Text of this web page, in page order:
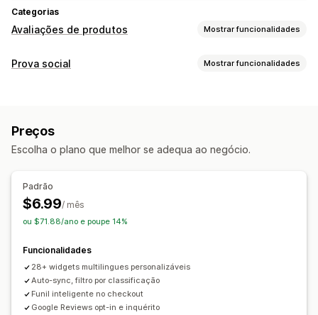
Categorias
Avaliações de produtos Mostrar funcionalidades
Opções de apresentação
Principais avaliações
Sínteses de avaliações Filtros
Formas de recolher avaliações
Pop-ups Formulários
Importar e exportar Migração de avaliações
Prova social Mostrar funcionalidades
Opções de apresentação
Análise de dados
Rastreio do envolvimento
Preços
Escolha o plano que melhor se adequa ao negócio.
Padrão
$6.99/ mês
ou $71.88/ano e poupe 14%
Funcionalidades
28+ widgets multilingues personalizáveis
Auto-sync, filtro por classificação
Funil inteligente no checkout
Google Reviews opt-in e inquérito